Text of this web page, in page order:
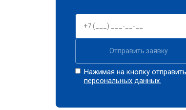
Отправить заявку
Нажимая на кнопку
персональных данных.